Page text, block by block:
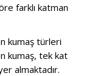
farklı katman
kumaş türleri
kumaş, tek kat
almaktadır.